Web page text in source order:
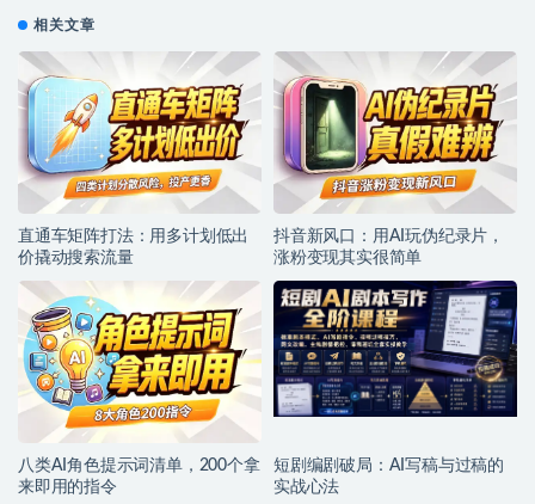
相关文章
直通车矩阵打法：用多计划低出
价撬动搜索流量
抖音新风口：用AI玩伪纪录片，
涨粉变现其实很简单
八类AI角色提示词清单，200个拿
来即用的指令
短剧编剧破局：AI写稿与过稿的
实战心法